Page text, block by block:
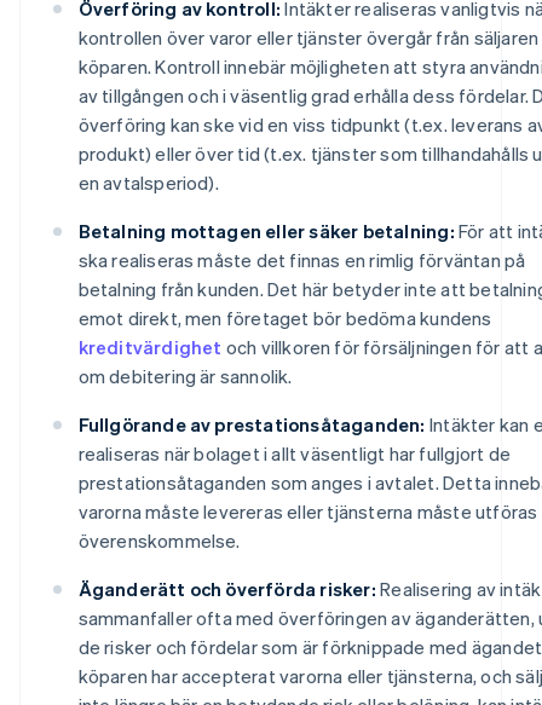
Överföring av kontroll: Intäkter realiseras vanligtvis
kontrollen över varor eller tjänster övergår från
köparen. Kontroll innebär möjligheten att styra
av tillgången och i väsentlig grad erhålla dess fördelar.
överföring kan ske vid en viss tidpunkt (t.ex. leverans
produkt) eller över tid (t.ex. tjänster som tillhandahålls
en avtalsperiod).
Betalning mottagen eller säker betalning: För att
ska realiseras måste det finnas en rimlig förväntan på
betalning från kunden. Det här betyder inte att
emot direkt, men företaget bör bedöma kundens
kreditvärdighet och villkoren för försäljningen för att
om debitering är sannolik.
Fullgörande av prestationsåtaganden: Intäkter kan
realiseras när bolaget i allt väsentligt har fullgjort de
prestationsåtaganden som anges i avtalet. Detta
varorna måste levereras eller tjänsterna måste
överenskommelse.
Äganderätt och överförda risker: Realisering av
sammanfaller ofta med överföringen av äganderätten,
de risker och fördelar som är förknippade med
köparen har accepterat varorna eller tjänsterna, och